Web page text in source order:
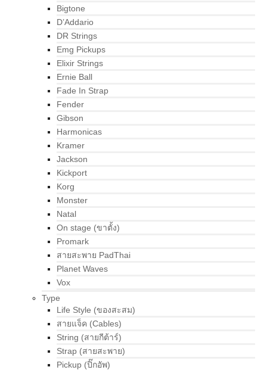
Bigtone
D’Addario
DR Strings
Emg Pickups
Elixir Strings
Ernie Ball
Fade In Strap
Fender
Gibson
Harmonicas
Kramer
Jackson
Kickport
Korg
Monster
Natal
On stage (ขาตั้ง)
Promark
สายสะพาย PadThai
Planet Waves
Vox
Type
Life Style (ของสะสม)
สายแจ็ค (Cables)
String (สายกีต้าร์)
Strap (สายสะพาย)
Pickup (ปิ๊กอัพ)